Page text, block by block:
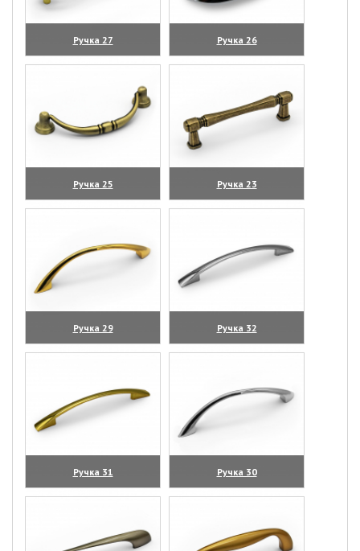
Ручка 27
(увеличить)
Ручка 26
(увеличить)
Ручка 25
(увеличить)
Ручка 23
(увеличить)
Ручка 29
(увеличить)
Ручка 32
(увеличить)
Ручка 31
(увеличить)
Ручка 30
(увеличить)